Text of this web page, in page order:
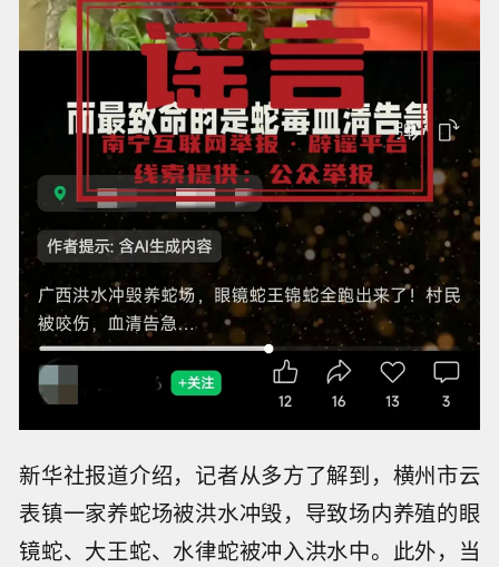
新华社报道介绍，记者从多方了解到，横州市云
表镇一家养蛇场被洪水冲毁，导致场内养殖的眼
镜蛇、大王蛇、水律蛇被冲入洪水中。此外，当